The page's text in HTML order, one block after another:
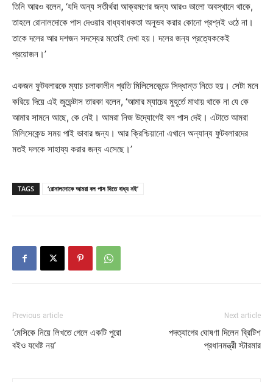
তিনি আরও বলেন, ‘যদি অন্য সতীর্থরা আক্রমণের জন্য আরও ভালো অবস্থানে থাকে,
তাহলে রোনালদোকে পাস দেওয়ার বাধ্যবাধকতা অনুভব করার কোনো প্রশ্নই ওঠে না।
তাকে দলের আর দশজন সদস্যের মতোই দেখা হয়। দলের জন্য প্রত্যেককেই
প্রয়োজন।’
একজন ফুটবলারকে ম্যাচ চলাকালীন প্রতি মিলিসেকেন্ডে সিদ্ধান্ত নিতে হয়। সেটা মনে
করিয়ে দিয়ে এই জুভেন্টাস তারকা বলেন, ‘আমার ম্যাচের মুহূর্তে মাথায় থাকে না যে কে
আমার সামনে আছে, কে নেই। আমরা নিজ উদ্যোগেই বল পাস দেই। এটাতে আমরা
মিলিসেকেন্ড সময় পাই ভাবার জন্য। আর ক্রিশ্চিয়ানো এখানে অন্যান্য ফুটবলারদের
মতই দলকে সাহায্য করার জন্য এসেছে।’
TAGS ‘রোনালদোকে আমরা বল পাস দিতে বাধ্য নই’
Previous article
‘মেসিকে নিয়ে লিখতে গেলে একটি পুরো
বইও যথেষ্ট নয়’
Next article
পদত্যাগের ঘোষণা দিলেন ব্রিটিশ
প্রধানমন্ত্রী স্টারমার